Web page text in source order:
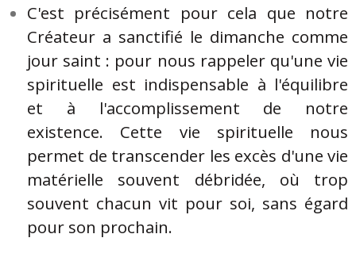
C'est précisément pour cela que notre
Créateur a sanctifié le dimanche comme
jour saint : pour nous rappeler qu'une vie
spirituelle est indispensable à l'équilibre
et à l'accomplissement de notre
existence. Cette vie spirituelle nous
permet de transcender les excès d'une vie
matérielle souvent débridée, où trop
souvent chacun vit pour soi, sans égard
pour son prochain.